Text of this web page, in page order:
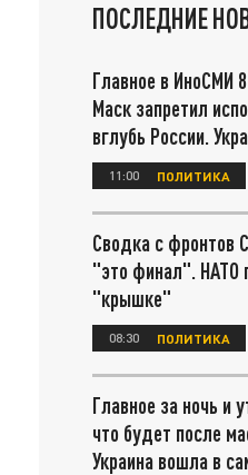
ПОСЛЕДНИЕ
Главное в ИноСМИ
Маск запретил
вглубь России.
11:00 ПОЛИТИКА
Сводка с фронтов
"это финал". НАТО
"крышке"
08:30 ПОЛИТИКА
Главное за ночь и
что будет после
Украина вошла в